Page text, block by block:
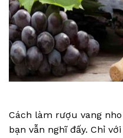
Cách làm rượu vang
bạn vẫn nghĩ đấy. Chỉ